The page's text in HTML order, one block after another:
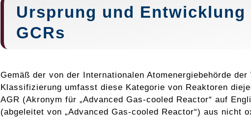
Ursprung und
GCRs
Gemäß der von der Internationalen Atomenergiebehörde
Klassifizierung umfasst diese Kategorie von Reaktoren
AGR (Akronym für „Advanced Gas-cooled Reactor“ auf
(abgeleitet von „Advanced Gas-cooled Reactor“) aus nicht